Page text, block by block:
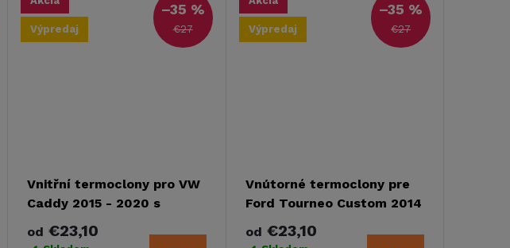
Výpredaj €27
–35 %
Vnitřní termoclony pro VW
Caddy 2015 - 2020 s
komfortním obložením KR
+ DR - druhá akosť
od €23,10
Výpredaj €27
–35 %
Vnútorné termoclony pre
Ford Tourneo Custom 2014
- 2022 s komfortným
obložením KR+DR - druhá
od €23,10